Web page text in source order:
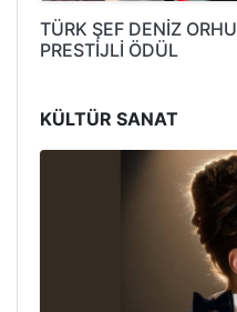
TÜRK ŞEF DENİZ
PRESTİJLİ ÖDÜL
KÜLTÜR SANAT